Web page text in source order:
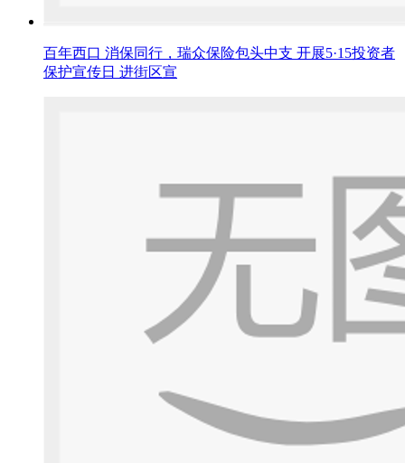
百年西口 消保同行，瑞众保险包头中支 开展5·15投资者
保护宣传日 进街区宣